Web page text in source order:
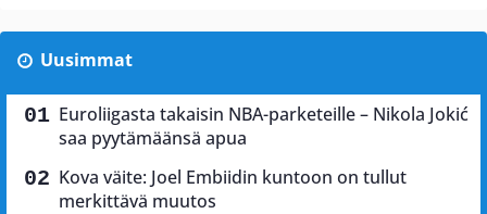
Uusimmat
Euroliigasta takaisin NBA-parketeille – Nikola Jokić
saa pyytämäänsä apua
Kova väite: Joel Embiidin kuntoon on tullut
merkittävä muutos